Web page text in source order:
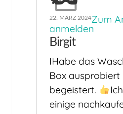
22. MÄRZ 2024Zum
anmelden
Birgit
IHabe das
Box
begeistert.
einige